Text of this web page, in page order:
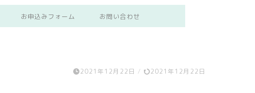
お申込みフォーム
お問い合わせ
2021年12月22日 / 2021年12月22日